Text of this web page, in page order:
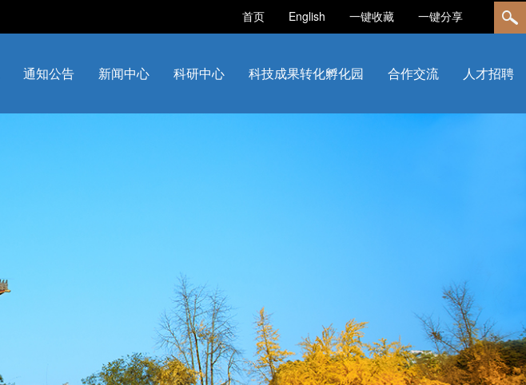
首页 English 一键收藏 一键分享
通知公告 新闻中心 科研中心 科技成果转化孵化园 合作交流 人才招聘